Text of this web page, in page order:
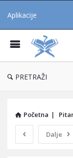
Aplikacije
PRETRAŽI
Početna |
Dalje